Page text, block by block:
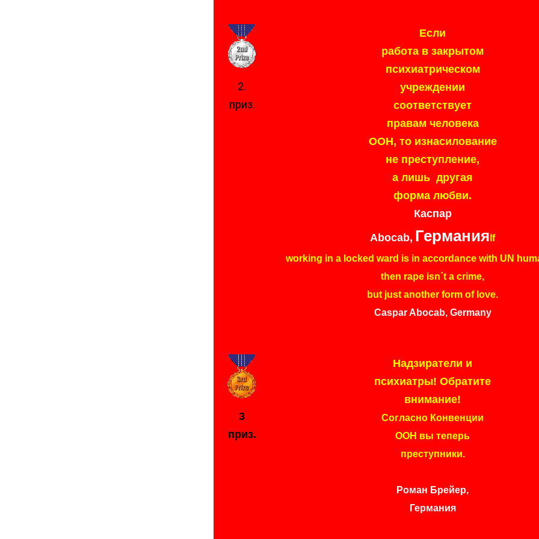
2.
приз.
Если
работа в закрытом
психиатрическом
учреждении
соответствует
правам человека
ООН, то изнасилование
не преступление,
а лишь другая
форма любви.
Каспар
Abocab, Германия If
working in a locked ward is in accordance with UN
then rape isn´t a crime,
but just another form of love.
Caspar Abocab, Germany
3
приз.
Надзиратели и
психиатры! Обратите
внимание!
Согласно Конвенции
ООН вы теперь
преступники.
Роман Брейер,
Германия